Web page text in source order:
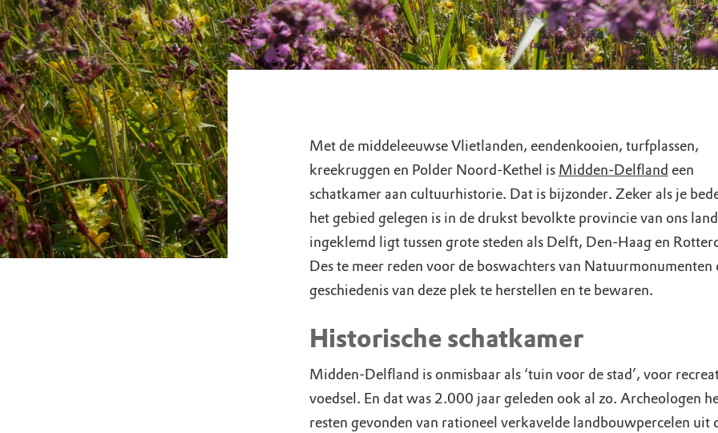
Met de middeleeuwse Vlietlanden, eendenkooien, turfplassen,
kreekruggen en Polder Noord-Kethel is Midden-Delfland een
schatkamer aan cultuurhistorie. Dat is bijzonder. Zeker als je
het gebied gelegen is in de drukst bevolkte provincie van ons
ingeklemd ligt tussen grote steden als Delft, Den-Haag en
Des te meer reden voor de boswachters van Natuurmonumenten
geschiedenis van deze plek te herstellen en te bewaren.
Historische schatkamer
Midden-Delfland is onmisbaar als ‘tuin voor de stad’, voor
voedsel. En dat was 2.000 jaar geleden ook al zo. Archeologen
resten gevonden van rationeel verkavelde landbouwpercelen uit